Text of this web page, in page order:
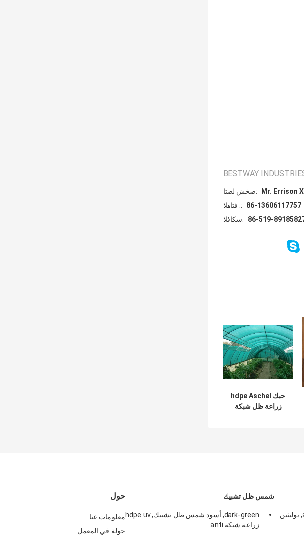
BESTWAY
اتصل شخص:
Mr. Errison
الهاتف ::
86-13606117757
الفاكس:
86-519-
حبك hdpe Aschel
زراعة ظل شبكة
حول
معلومات عنا
جولة في المعمل
شمس ظل تشبيك
dark-green, أسود شمس ظل تشبيك, hdpe uv
زراعة شبكة anti
hdpe uv دفيئة سقف ظل تشبيك anti, بوليثين